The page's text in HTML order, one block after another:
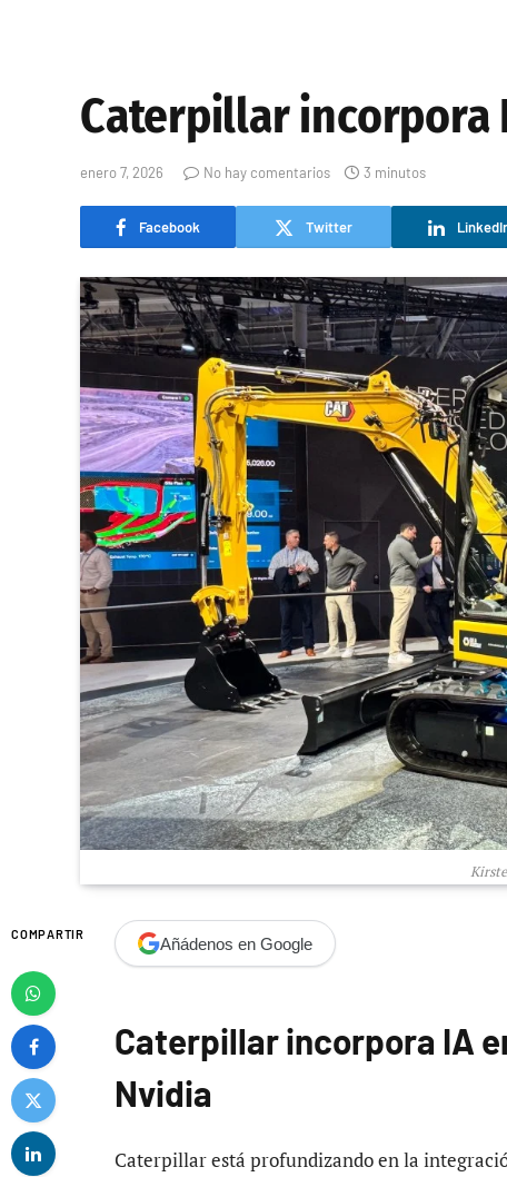
Caterpillar incorpora
enero 7, 2026 No hay comentarios 3 minutos
Facebook Twitter
COMPARTIR Añádenos en Google
Caterpillar incorpora IA
Nvidia
Caterpillar está profundizando en la